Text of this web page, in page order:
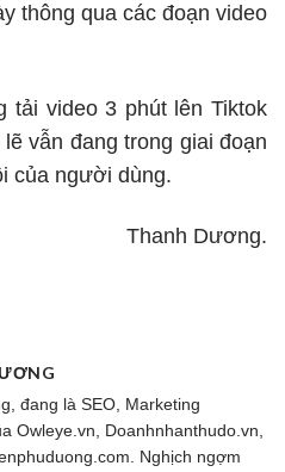
thông qua các đoạn video
tải video 3 phút lên Tiktok
vẫn đang trong giai đoạn
của người dùng.
Thanh Dương.
đang là SEO, Marketing
Owleye.vn, Doanhnhanthudo.vn,
Nghịch ngợm